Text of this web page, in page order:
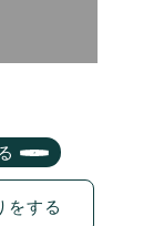
をする